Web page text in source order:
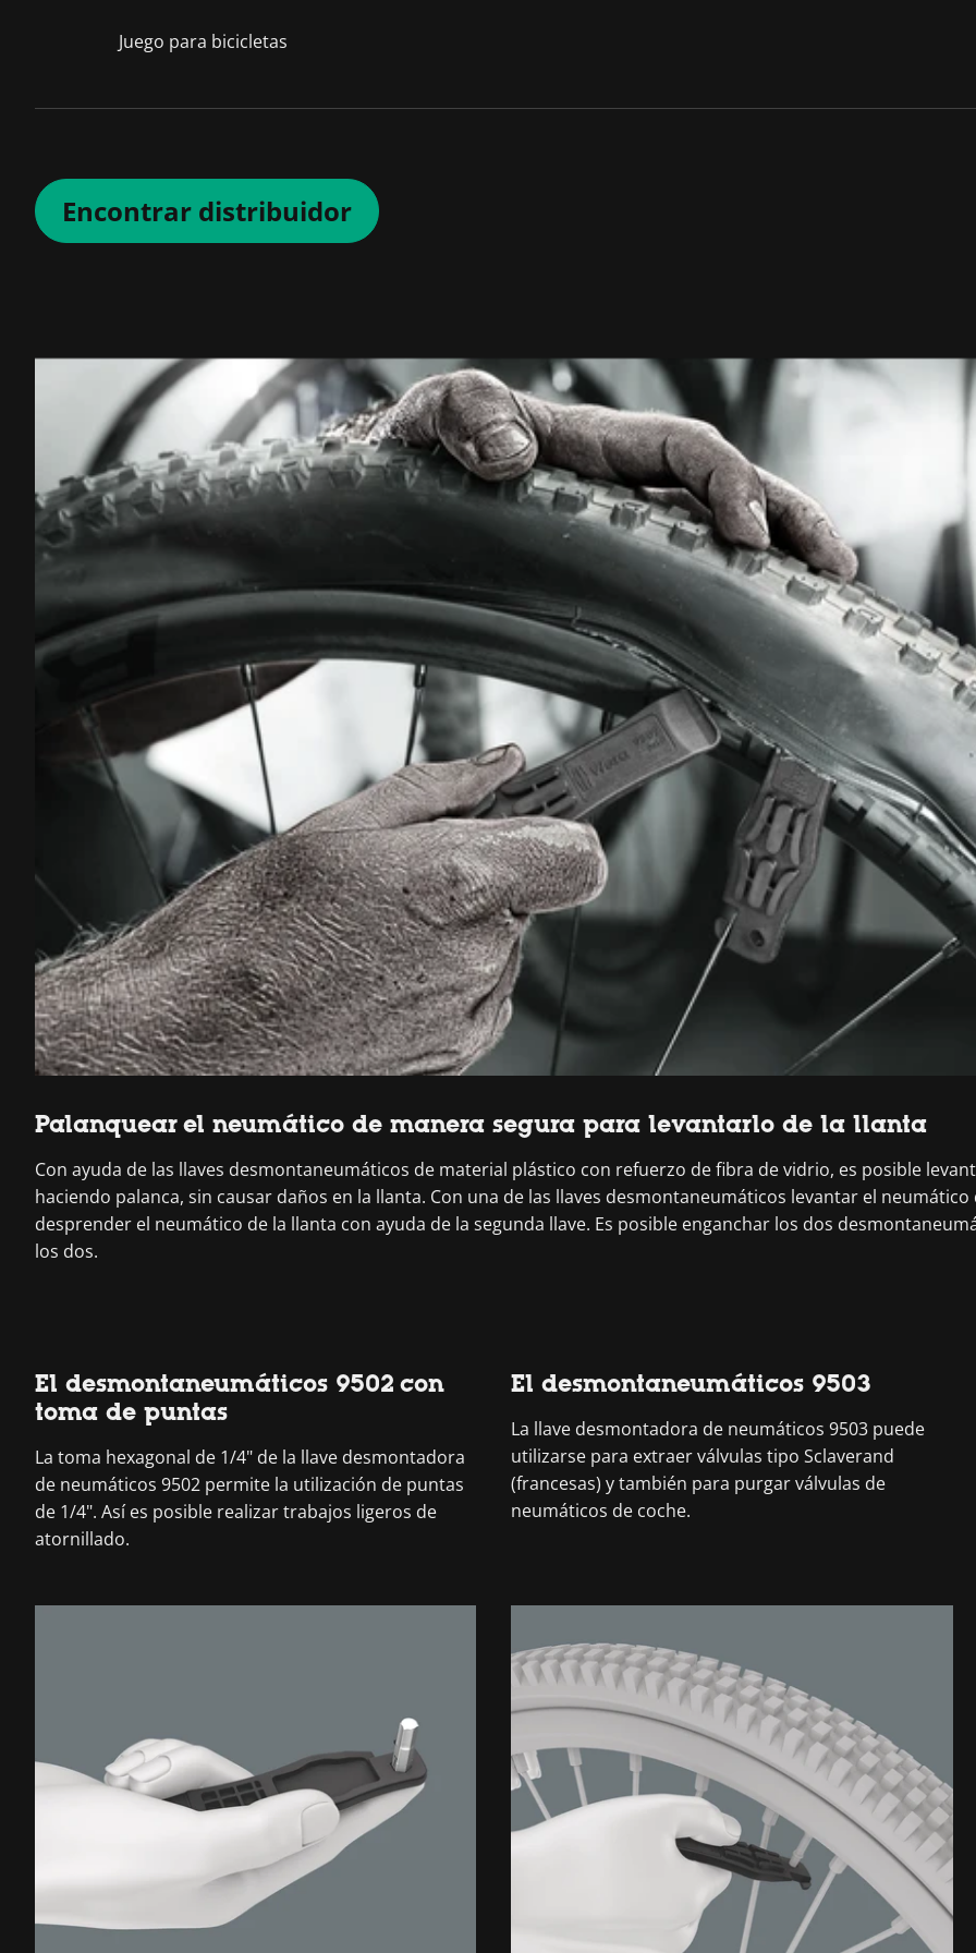
Juego para bicicletas
Encontrar distribuidor
Palanquear el neumático de manera segura para levantarlo de la llanta
Con ayuda de las llaves desmontaneumáticos de material plástico con refuerzo de fibra de vidrio, es posible
haciendo palanca, sin causar daños en la llanta. Con una de las llaves desmontaneumáticos levantar el
desprender el neumático de la llanta con ayuda de la segunda llave. Es posible enganchar los dos
los dos.
El desmontaneumáticos 9502 con
toma de puntas
La toma hexagonal de 1/4" de la llave desmontadora
de neumáticos 9502 permite la utilización de puntas
de 1/4". Así es posible realizar trabajos ligeros de
atornillado.
El desmontaneumáticos 9503
La llave desmontadora de neumáticos 9503 puede
utilizarse para extraer válvulas tipo Sclaverand
(francesas) y también para purgar válvulas de
neumáticos de coche.